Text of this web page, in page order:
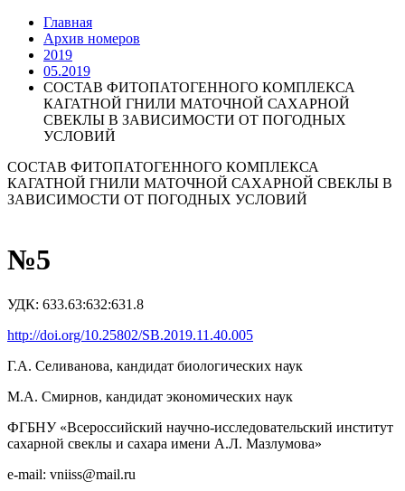
Главная
Архив номеров
2019
05.2019
СОСТАВ ФИТОПАТОГЕННОГО КОМПЛЕКСА
КАГАТНОЙ ГНИЛИ МАТОЧНОЙ САХАРНОЙ
СВЕКЛЫ В ЗАВИСИМОСТИ ОТ ПОГОДНЫХ
УСЛОВИЙ
СОСТАВ ФИТОПАТОГЕННОГО КОМПЛЕКСА
КАГАТНОЙ ГНИЛИ МАТОЧНОЙ САХАРНОЙ СВЕКЛЫ В
ЗАВИСИМОСТИ ОТ ПОГОДНЫХ УСЛОВИЙ
№5
УДК: 633.63:632:631.8
http://doi.org/10.25802/SB.2019.11.40.005
Г.А. Селиванова, кандидат биологических наук
М.А. Смирнов, кандидат экономических наук
ФГБНУ «Всероссийский научно-исследовательский институт
сахарной свеклы и сахара имени А.Л. Мазлумова»
e-mail: vniiss@mail.ru